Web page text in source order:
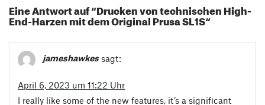
Eine Antwort auf “Drucken von technischen High-
End-Harzen mit dem Original Prusa SL1S“
jameshawkes sagt:
April 6, 2023 um 11:22 Uhr
I really like some of the new features, it’s a significant